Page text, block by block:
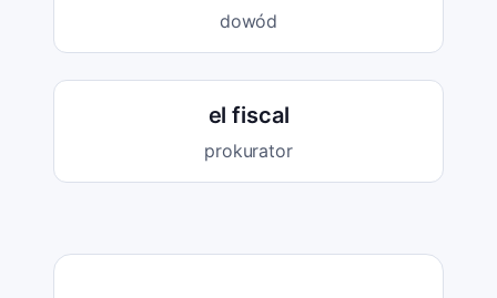
dowód
el fiscal
prokurator